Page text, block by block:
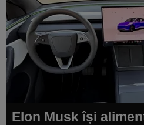
Elon Musk își